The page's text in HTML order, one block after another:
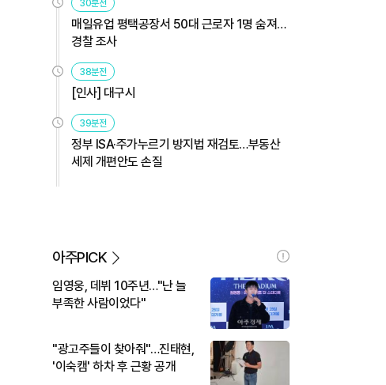
30분전
매일유업 평택공장서 50대 근로자 1명 숨져…
경찰 조사
38분전
[인사] 대구시
39분전
정부 ISA·주가누르기 방지법 재검토…부동산
세제 개편안도 손질
아주PICK
임영웅, 데뷔 10주년…"난 늘
부족한 사람이었다"
"광고주들이 찾아줘"…진태현,
'이숙캠' 하차 후 근황 공개